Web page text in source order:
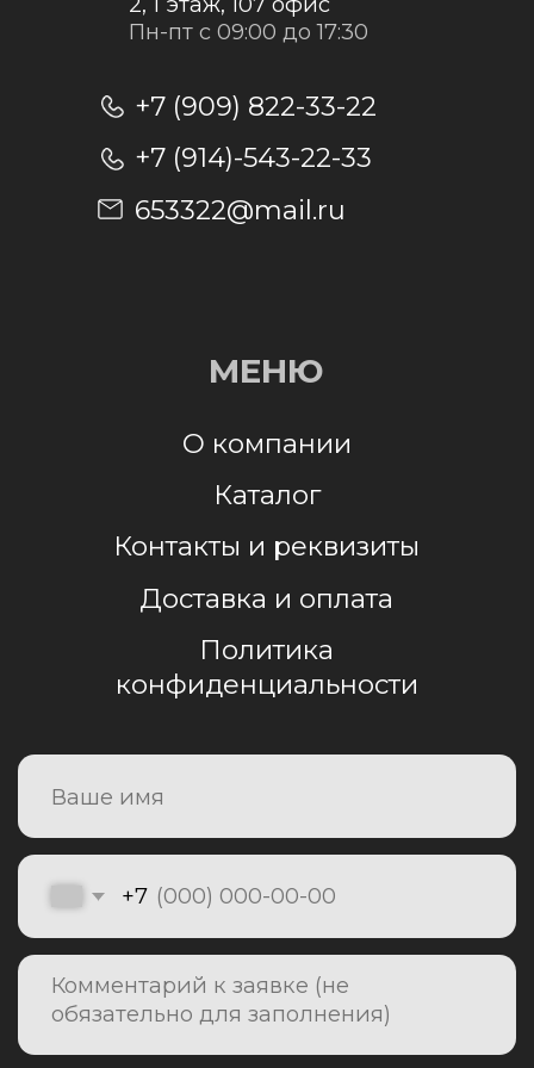
Отправить заявку
обработку персональных данных